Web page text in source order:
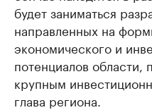
будет заниматься
направленных на
экономического и
потенциалов
крупным
глава региона.